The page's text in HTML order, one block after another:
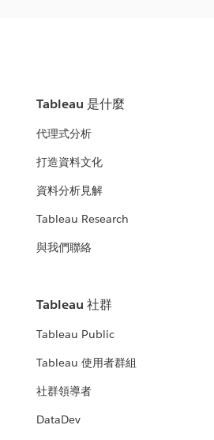
Tableau 是什麼
代理式分析
打造資料文化
資料分析見解
Tableau Research
與我們聯絡
Tableau 社群
Tableau Public
Tableau 使用者群組
社群領導者
DataDev